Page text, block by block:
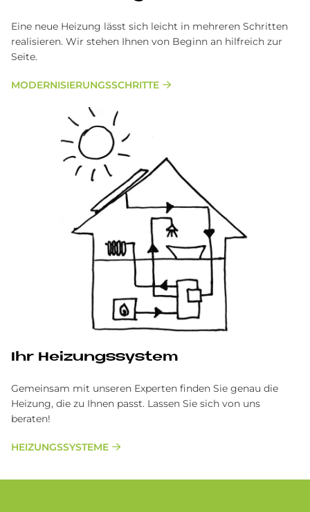
Eine neue Heizung lässt sich leicht in mehreren Schritten
realisieren. Wir stehen Ihnen von Beginn an hilfreich zur
Seite.
MODERNISIERUNGSSCHRITTE
Ihr Heizungssystem
Gemeinsam mit unseren Experten finden Sie genau die
Heizung, die zu Ihnen passt. Lassen Sie sich von uns
beraten!
HEIZUNGSSYSTEME